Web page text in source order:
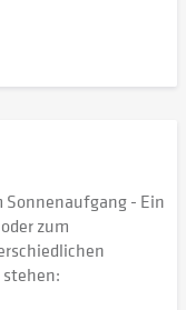
Sonnenaufgang - Ein
zum